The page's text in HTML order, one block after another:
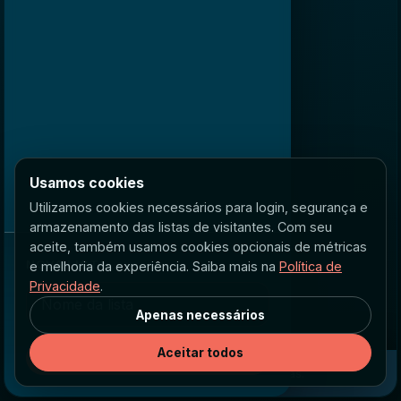
NOVA LISTA
Criar lista
Crie ou selecione uma lista para adicionar tarefas.
Usamos cookies
Utilizamos cookies necessários para login, segurança e
armazenamento das listas de visitantes. Com seu
aceite, também usamos cookies opcionais de métricas
e melhoria da experiência. Saiba mais na Política de
Privacidade.
Apenas necessários
Aceitar todos